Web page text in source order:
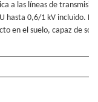
a las líneas de
hasta 0,6/1 kV incluido.
en el suelo, capaz de